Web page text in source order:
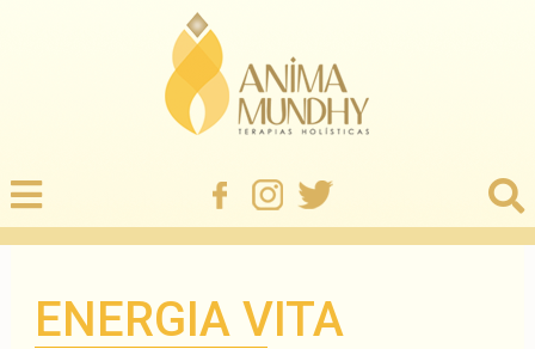
ENERGIA VITA